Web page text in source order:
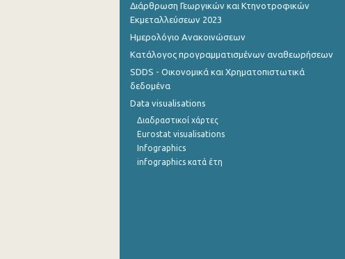
Διάρθρωση Γεωργικών και Κτηνοτροφικών
Εκμεταλλεύσεων 2023
Ημερολόγιο Ανακοινώσεων
Κατάλογος προγραμματισμένων αναθεωρήσεων
SDDS - Οικονομικά και Χρηματοπιστωτικά
δεδομένα
Data visualisations
Διαδραστικοί χάρτες
Eurostat visualisations
Infographics
infographics κατά έτη